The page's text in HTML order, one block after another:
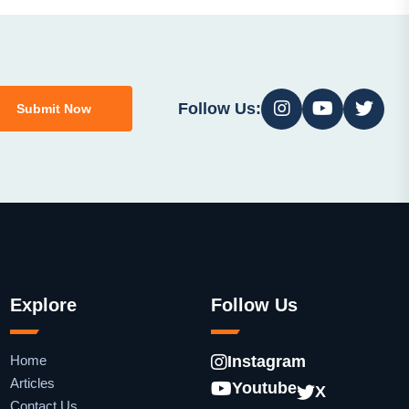
Submit Now Follow Us:
Explore
Home
Articles
Contact Us
Follow Us
Instagram
Youtube
X